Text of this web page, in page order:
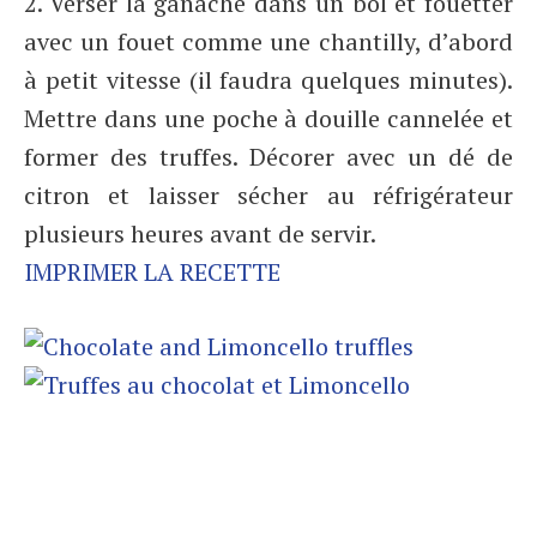
avec un fouet comme une chantilly, d’abord
à petit vitesse (il faudra quelques minutes).
Mettre dans une poche à douille cannelée et
former des truffes. Décorer avec un dé de
citron et laisser sécher au réfrigérateur
plusieurs heures avant de servir.
IMPRIMER LA RECETTE